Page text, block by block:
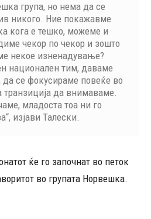
група, но нема да се
никого. Ние покажавме
кога е тешко, можеме и
чекор по чекор и зошто
некое изненадување?
национален тим, даваме
да се фокусираме повеќе во
транзиција да внимаваме.
младоста тоа ни го
изјави Талески.
ќе го започнат во петок
во групата Норвешка.